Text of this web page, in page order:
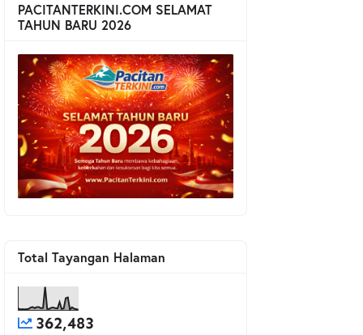
PACITANTERKINI.COM SELAMAT
TAHUN BARU 2026
Total Tayangan Halaman
362,483